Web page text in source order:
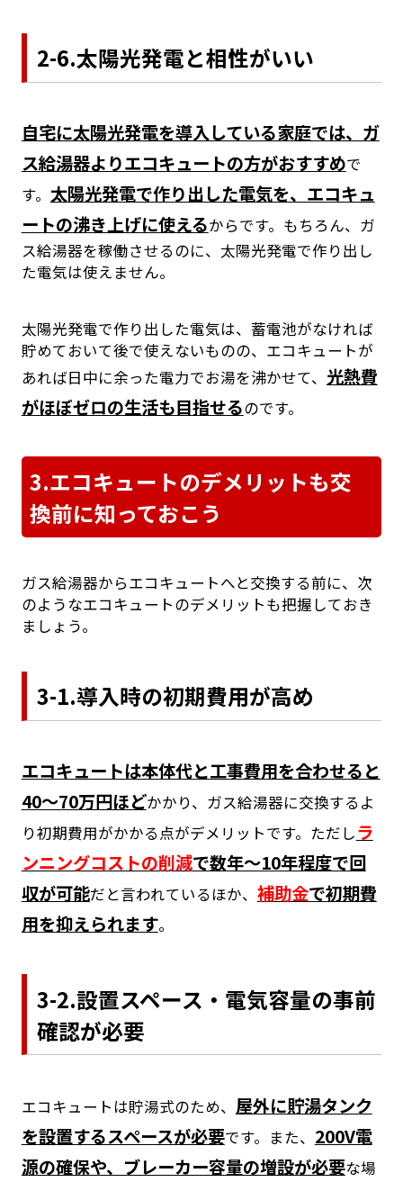
2-6.太陽光発電と相性がいい
自宅に太陽光発電を導入している家庭では、ガ
ス給湯器よりエコキュートの方がおすすめで
す。 太陽光発電で作り出した電気を、エコキュ
ートの沸き上げに使えるからです。もちろん、ガ
ス給湯器を稼働させるのに、太陽光発電で作り出し
た電気は使えません。
太陽光発電で作り出した電気は、蓄電池がなければ
貯めておいて後で使えないものの、エコキュートが
あれば日中に余った電力でお湯を沸かせて、 光熱費
がほぼゼロの生活も目指せるのです。
3.エコキュートのデメリットも交
換前に知っておこう
ガス給湯器からエコキュートへと交換する前に、次
のようなエコキュートのデメリットも把握しておき
ましょう。
3-1.導入時の初期費用が高め
エコキュートは本体代と工事費用を合わせると
40～70万円ほどかかり、ガス給湯器に交換するよ
り初期費用がかかる点がデメリットです。ただしラ
ンニングコストの削減で数年～10年程度で回
収が可能だと言われているほか、 補助金で初期費
用を抑えられます。
3-2.設置スペース・電気容量の事前
確認が必要
エコキュートは貯湯式のため、 屋外に貯湯タンク
を設置するスペースが必要です。また、 200V電
源の確保や、ブレーカー容量の増設が必要な場